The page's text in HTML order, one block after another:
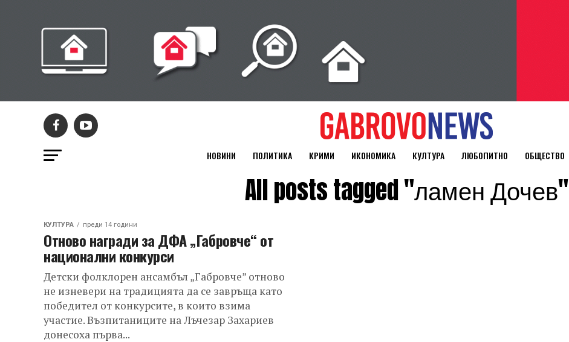
НОВИНИ ПОЛИТИКА КРИМИ ИКОНОМИКА КУЛТУРА ЛЮБОПИТНО ОБЩЕСТВО
All posts tagged "ламен Дочев"
КУЛТУРА преди 14 години
Отново награди за ДФА „Габровче“ от
национални конкурси
Детски фолклорен ансамбъл „Габровче” отново
не изневери на традицията да се завръща като
победител от конкурсите, в които взима
участие. Възпитаниците на Лъчезар Захариев
донесоха първа...